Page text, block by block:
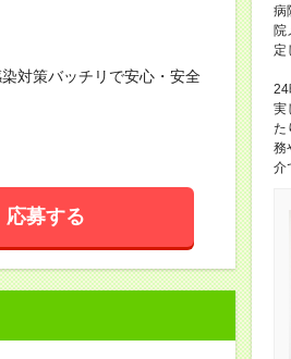
対策バッチリで安心・安全
応募する
病
院
定
24
実
た
務
介